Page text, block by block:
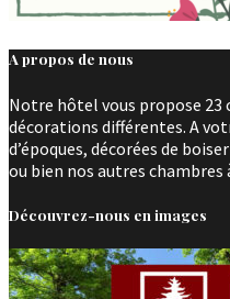
A propos de nous
Notre hôtel vous propose 23
décorations différentes. A
d’époques, décorées de
ou bien nos autres
Découvrez-nous en images